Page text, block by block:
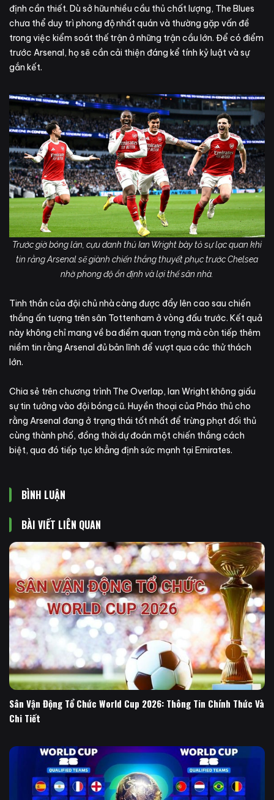
định cần thiết. Dù sở hữu nhiều cầu thủ chất lượng, The Blues
chưa thể duy trì phong độ nhất quán và thường gặp vấn đề
trong việc kiểm soát thế trận ở những trận cầu lớn. Để có điểm
trước Arsenal, họ sẽ cần cải thiện đáng kể tính kỷ luật và sự
gắn kết.
Trước giờ bóng lăn, cựu danh thủ Ian Wright bày tỏ sự lạc quan khi
tin rằng Arsenal sẽ giành chiến thắng thuyết phục trước Chelsea
nhờ phong độ ổn định và lợi thế sân nhà.
Tinh thần của đội chủ nhà càng được đẩy lên cao sau chiến
thắng ấn tượng trên sân Tottenham ở vòng đấu trước. Kết quả
này không chỉ mang về ba điểm quan trọng mà còn tiếp thêm
niềm tin rằng Arsenal đủ bản lĩnh để vượt qua các thử thách
lớn.
Chia sẻ trên chương trình The Overlap, Ian Wright không giấu
sự tin tưởng vào đội bóng cũ. Huyền thoại của Pháo thủ cho
rằng Arsenal đang ở trạng thái tốt nhất để trừng phạt đối thủ
cùng thành phố, đồng thời dự đoán một chiến thắng cách
biệt, qua đó tiếp tục khẳng định sức mạnh tại Emirates.
BÌNH LUẬN
BÀI VIẾT LIÊN QUAN
Sân Vận Động Tổ Chức World Cup 2026: Thông Tin Chính Thức Và
Chi Tiết